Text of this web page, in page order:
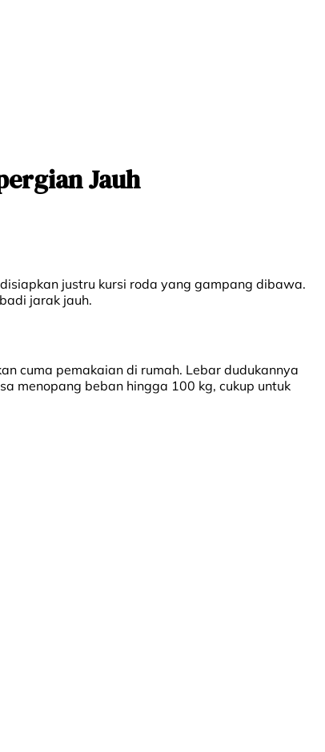
Jauh
justru kursi roda yang gampang dibawa.
jarak jauh.
cuma pemakaian di rumah. Lebar dudukannya
menopang beban hingga 100 kg, cukup untuk